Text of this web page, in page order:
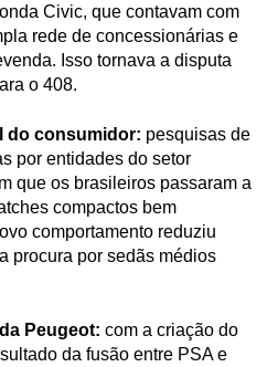
Civic, que contavam com
rede de concessionárias e
Isso tornava a disputa
o 408.
do consumidor: pesquisas de
por entidades do setor
que os brasileiros passaram a
compactos bem
comportamento reduziu
procura por sedãs médios
Peugeot: com a criação do
da fusão entre PSA e